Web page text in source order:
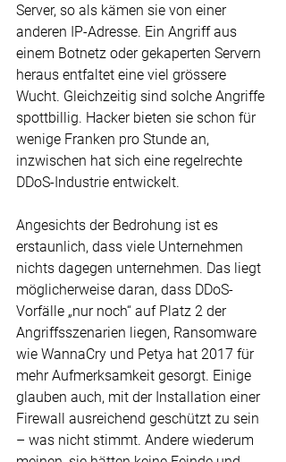
Server, so als kämen sie von einer
anderen IP-Adresse. Ein Angriff aus
einem Botnetz oder gekaperten Servern
heraus entfaltet eine viel grössere
Wucht. Gleichzeitig sind solche Angriffe
spottbillig. Hacker bieten sie schon für
wenige Franken pro Stunde an,
inzwischen hat sich eine regelrechte
DDoS-Industrie entwickelt.
Angesichts der Bedrohung ist es
erstaunlich, dass viele Unternehmen
nichts dagegen unternehmen. Das liegt
möglicherweise daran, dass DDoS-
Vorfälle „nur noch“ auf Platz 2 der
Angriffsszenarien liegen, Ransomware
wie WannaCry und Petya hat 2017 für
mehr Aufmerksamkeit gesorgt. Einige
glauben auch, mit der Installation einer
Firewall ausreichend geschützt zu sein
– was nicht stimmt. Andere wiederum